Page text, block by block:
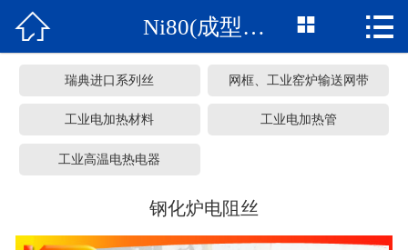
网站首页
产品中心
 Ni80(成型制品)  
瑞典进口系列丝 网框、工业窑炉输送网带
工业电加热材料 工业电加热管
工业高温电热电器
钢化炉电阻丝